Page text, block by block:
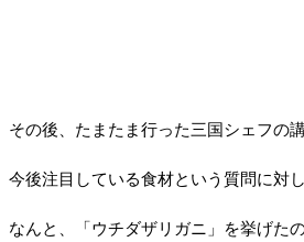
その後、たまたま行った三国シェフの講
今後注目している食材という質問に対し
なんと、「ウチダザリガニ」を挙げたの